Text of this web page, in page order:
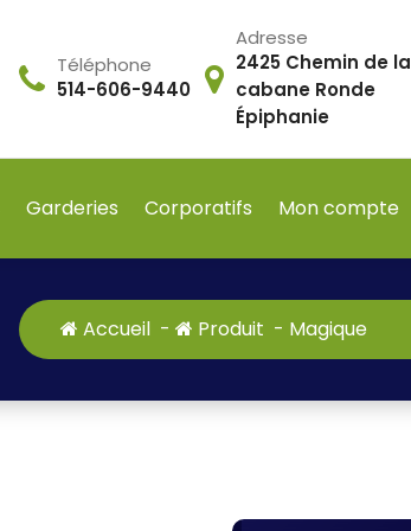
Téléphone
514-606-9440
Adresse
2425 Chemin de la
cabane Ronde
Épiphanie
Garderies Corporatifs Mon compte
Accueil - Produit - Magique